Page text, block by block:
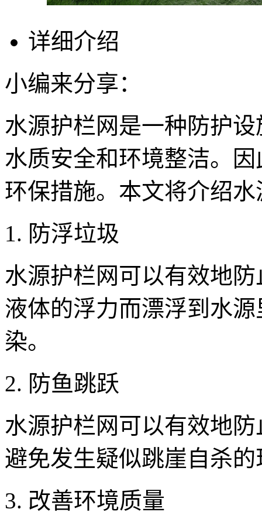
详细介绍
小编来分享：
水源护栏网是一种防护
水质安全和环境整洁。
环保措施。本文将介绍
1. 防浮垃圾
水源护栏网可以有效地
液体的浮力而漂浮到水
染。
2. 防鱼跳跃
水源护栏网可以有效地
避免发生疑似跳崖自杀的
3. 改善环境质量